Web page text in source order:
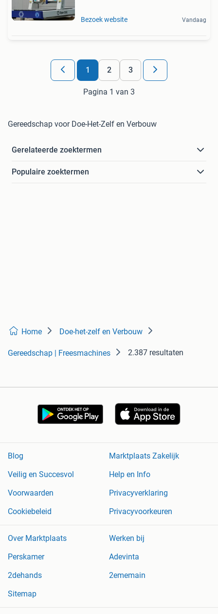
Bezoek website Vandaag
1 2 3
Pagina 1 van 3
Gereedschap voor Doe-Het-Zelf en Verbouw
Gerelateerde zoektermen
Populaire zoektermen
Home Doe-het-zelf en Verbouw
Gereedschap | Freesmachines 2.387 resultaten
Blog
Marktplaats Zakelijk
Veilig en Succesvol
Help en Info
Voorwaarden
Privacyverklaring
Cookiebeleid
Privacyvoorkeuren
Over Marktplaats
Werken bij
Perskamer
Adevinta
2dehands
2ememain
Sitemap